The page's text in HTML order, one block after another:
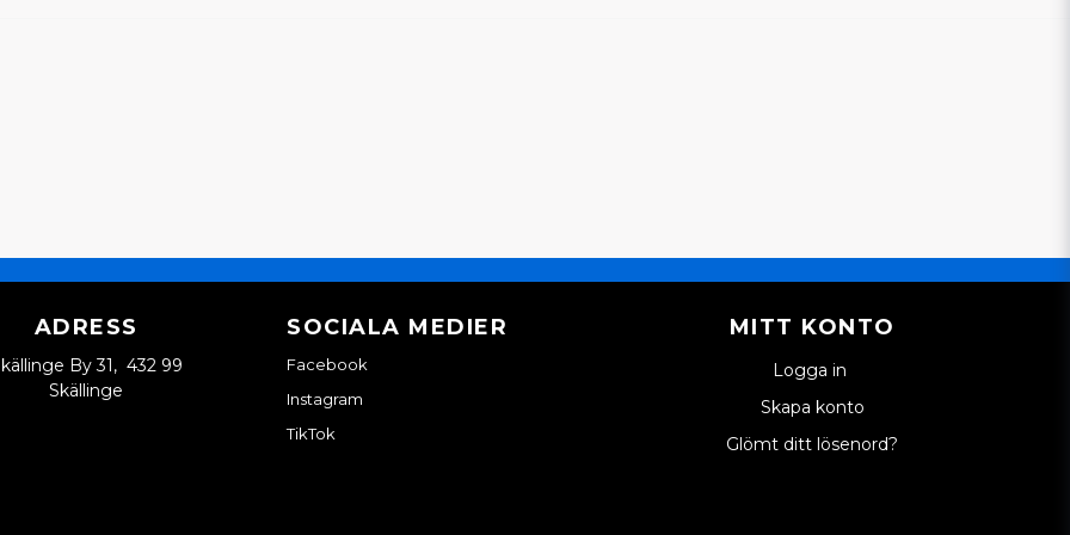
ADRESS
By 31, 432 99
Skällinge
SOCIALA MEDIER
Facebook
Instagram
TikTok
MITT KONTO
Logga in
Skapa konto
Glömt ditt lösenord?